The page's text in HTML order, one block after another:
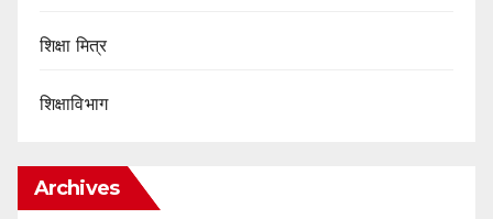
शिक्षा मित्र
शिक्षाविभाग
Archives